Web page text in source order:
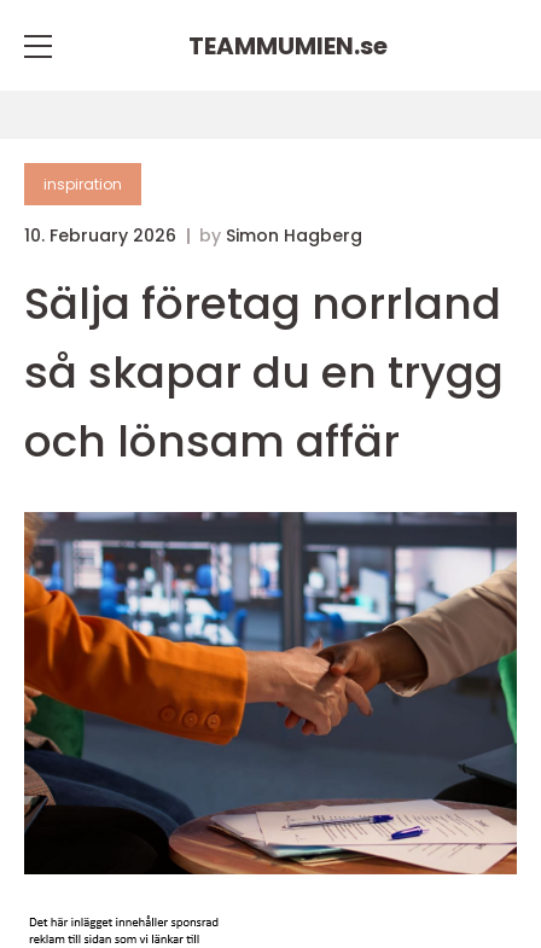
TEAMMUMIEN.se
inspiration
10. February 2026 by Simon Hagberg
Sälja företag norrland
så skapar du en trygg
och lönsam affär